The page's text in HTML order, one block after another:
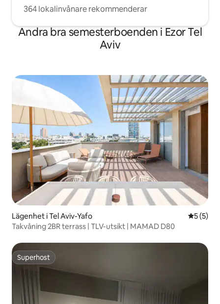
364 lokalinvånare rekommenderar
Andra bra semesterboenden i Ezor Tel
Aviv
Lägenhet i Tel Aviv-Yafo 5 av 5 i
5 (5)
Takvåning 2BR terrass | TLV-utsikt | MAMAD D80
Superhost
Superhost